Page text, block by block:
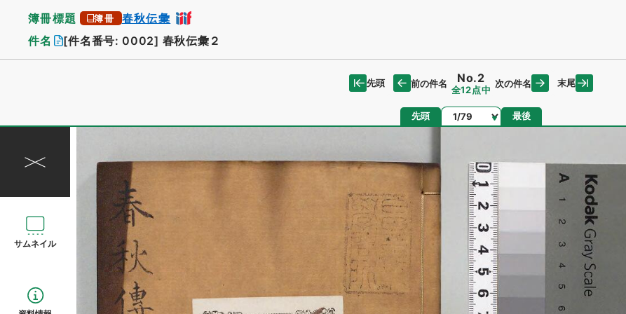
簿冊標題 簿冊 春秋伝彙
件名 [件名番号: 0002] 春秋伝彙２
先頭 前の件名 No.2
全12点中
次の件名 末尾
先頭 ページ 最後
サムネイル